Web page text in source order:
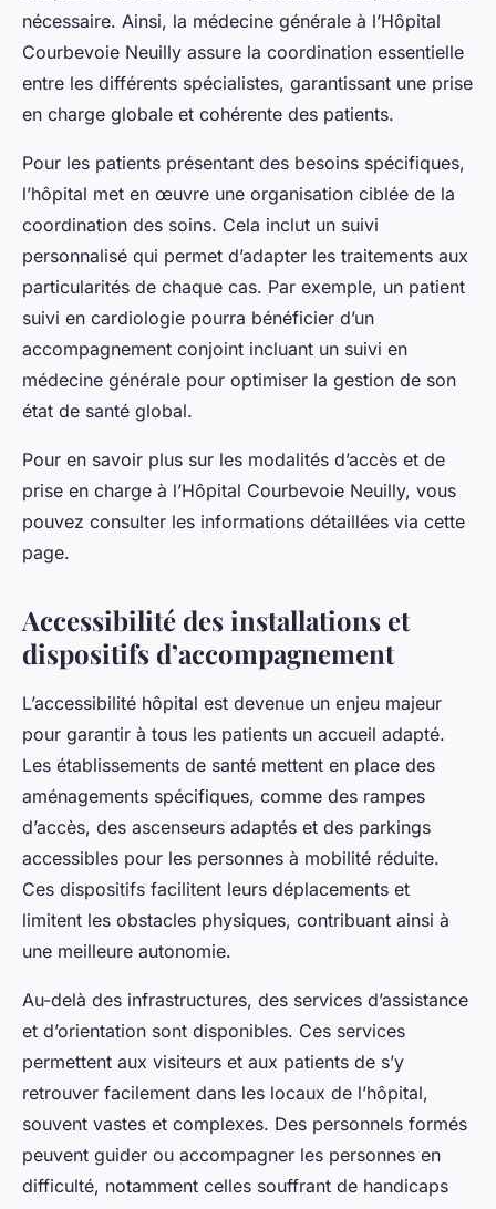
nécessaire. Ainsi, la médecine générale à l’Hôpital
Courbevoie Neuilly assure la coordination essentielle
entre les différents spécialistes, garantissant une prise
en charge globale et cohérente des patients.
Pour les patients présentant des besoins spécifiques,
l’hôpital met en œuvre une organisation ciblée de la
coordination des soins. Cela inclut un suivi
personnalisé qui permet d’adapter les traitements aux
particularités de chaque cas. Par exemple, un patient
suivi en cardiologie pourra bénéficier d’un
accompagnement conjoint incluant un suivi en
médecine générale pour optimiser la gestion de son
état de santé global.
Pour en savoir plus sur les modalités d’accès et de
prise en charge à l’Hôpital Courbevoie Neuilly, vous
pouvez consulter les informations détaillées via cette
page.
Accessibilité des installations et
dispositifs d’accompagnement
L’accessibilité hôpital est devenue un enjeu majeur
pour garantir à tous les patients un accueil adapté.
Les établissements de santé mettent en place des
aménagements spécifiques, comme des rampes
d’accès, des ascenseurs adaptés et des parkings
accessibles pour les personnes à mobilité réduite.
Ces dispositifs facilitent leurs déplacements et
limitent les obstacles physiques, contribuant ainsi à
une meilleure autonomie.
Au-delà des infrastructures, des services d’assistance
et d’orientation sont disponibles. Ces services
permettent aux visiteurs et aux patients de s’y
retrouver facilement dans les locaux de l’hôpital,
souvent vastes et complexes. Des personnels formés
peuvent guider ou accompagner les personnes en
difficulté, notamment celles souffrant de handicaps